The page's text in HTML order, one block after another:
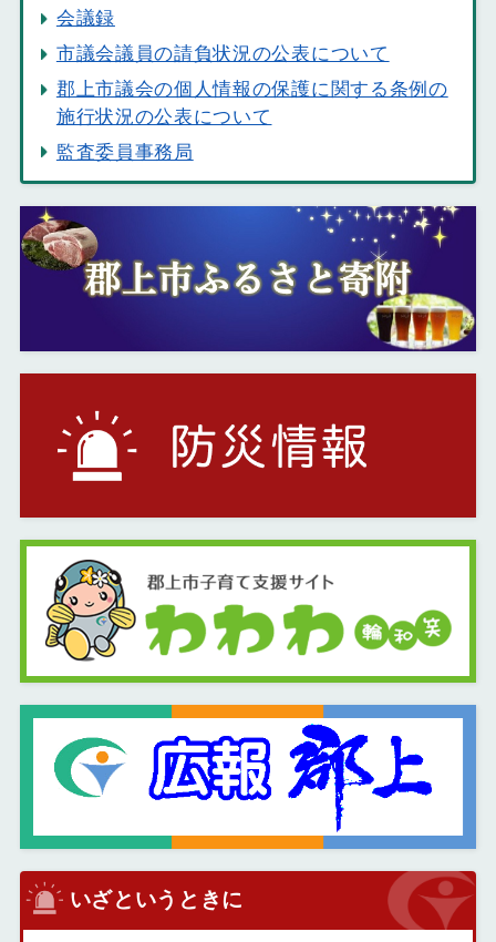
会議録
市議会議員の請負状況の公表について
郡上市議会の個人情報の保護に関する条例の
施行状況の公表について
監査委員事務局
いざというときに